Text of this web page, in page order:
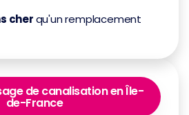
cherqu'un remplacement
de canalisation en Île-
de-France